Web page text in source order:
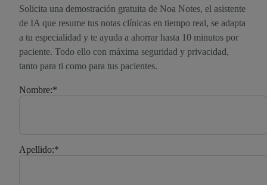
Solicita una demostración gratuita de Noa Notes, el asistente
de IA que resume tus notas clínicas en tiempo real, se adapta
a tu especialidad y te ayuda a ahorrar hasta 10 minutos por
paciente. Todo ello con máxima seguridad y privacidad,
tanto para ti como para tus pacientes.
Nombre:*
Apellido:*